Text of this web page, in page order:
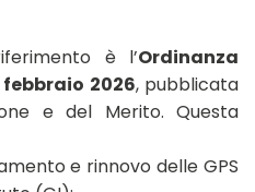
è l’Ordinanza
febbraio 2026, pubblicata
e del Merito. Questa
e rinnovo delle GPS